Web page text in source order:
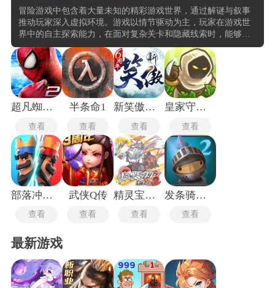
冒险游戏中包含着大量未知的精彩游戏世界，通过解谜与叙事
推动玩家深入虚拟环境。游戏以情节驱动为主，玩家在游戏世
界中的自主探索能力，在面对复杂关卡和隐藏线索时，能够通
过观察、推理和逻辑判断来推进剧情发展。游戏机制往往围绕
着环境互动展开，玩家需要与场景中的物体、角色或机制进行
交互，解锁新的路径或揭示故事背景。这种设计增强沉浸感，
也使得每一次探索都充满不确定性与惊喜。
超凡蜘蛛侠2免谷歌版
查看
半条命1
查看
新笑傲江湖
查看
皇家守卫军2中文版
查看
部落冲突皇室战争国际服
查看
武侠Q传
查看
精灵宝可梦白2
查看
发条骑士2安卓版
查看
最新游戏